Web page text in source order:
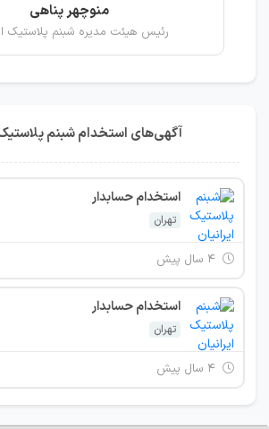
منوچهر پناهی
رئیس هیئت مدیره شبنم پلاستیک
آگهی‌های استخدام شبنم پلاستیک
استخدام حسابدار
تهران
استخدام حسابدار
تهران